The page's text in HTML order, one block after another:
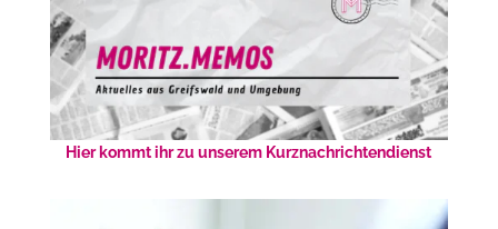
Hier kommt ihr zu unserem Kurznachrichtendienst